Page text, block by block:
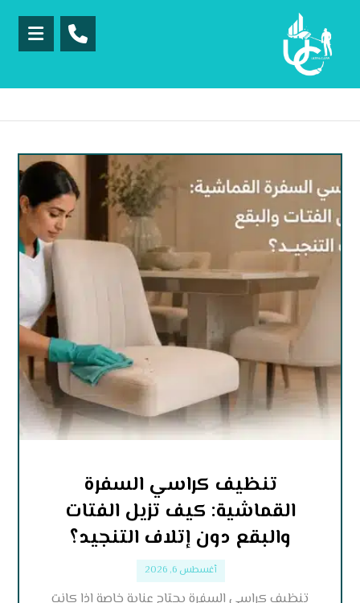
تنظيف كراسي السفرة
القماشية: كيف تزيل الفتات
والبقع دون إتلاف التنجيد؟
أغسطس 6, 2026